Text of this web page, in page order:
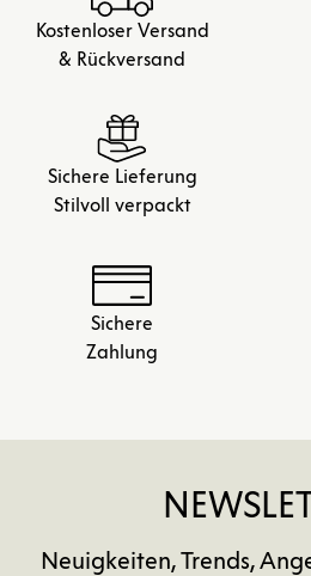
Kostenloser Versand
& Rückversand
Sichere Lieferung
Stilvoll verpackt
Sichere
Zahlung
Neuigkeiten, Trends,